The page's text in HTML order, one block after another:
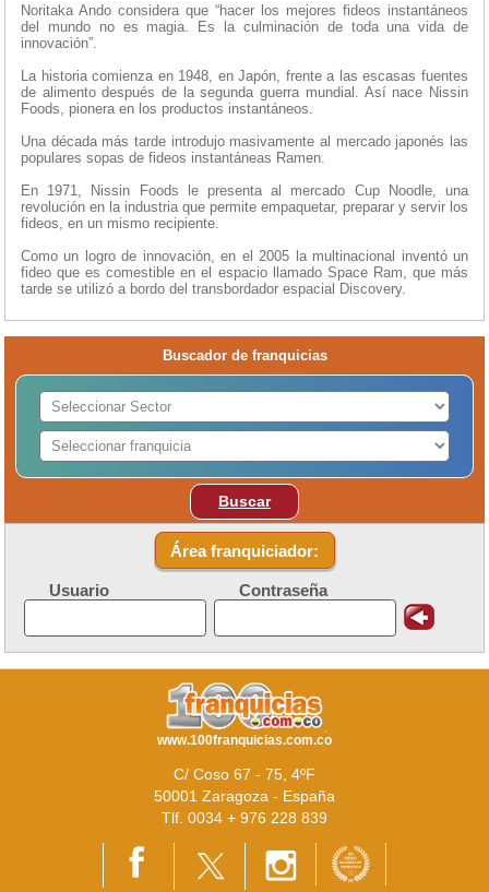
Noritaka Ando considera que “hacer los mejores fideos instantáneos
del mundo no es magia. Es la culminación de toda una vida de
innovación”.
La historia comienza en 1948, en Japón, frente a las escasas fuentes
de alimento después de la segunda guerra mundial. Así nace Nissin
Foods, pionera en los productos instantáneos.
Una década más tarde introdujo masivamente al mercado japonés las
populares sopas de fideos instantáneas Ramen.
En 1971, Nissin Foods le presenta al mercado Cup Noodle, una
revolución en la industria que permite empaquetar, preparar y servir los
fideos, en un mismo recipiente.
Como un logro de innovación, en el 2005 la multinacional inventó un
fideo que es comestible en el espacio llamado Space Ram, que más
tarde se utilizó a bordo del transbordador espacial Discovery.
Buscador de franquicias
Buscar
Área franquiciador:
Usuario Contraseña
www.100franquicias.com.co
C/ Coso 67 - 75, 4ºF
50001 Zaragoza - España
Tlf. 0034 + 976 228 839